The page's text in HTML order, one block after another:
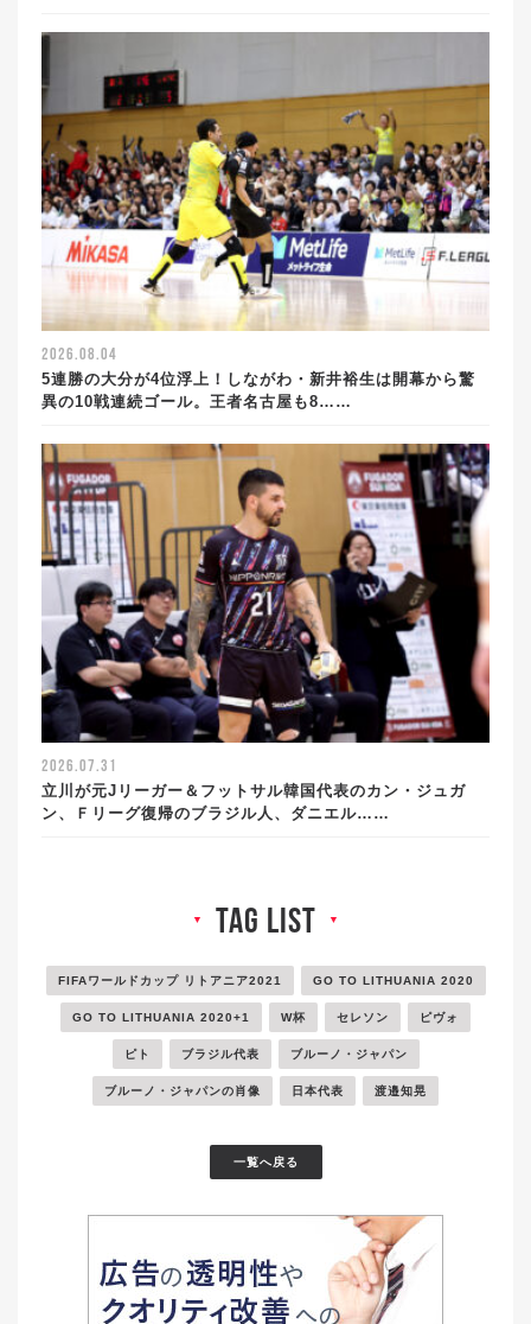
2026.08.04
5連勝の大分が4位浮上！しながわ・新井裕生は開幕から驚
異の10戦連続ゴール。王者名古屋も8……
2026.07.31
立川が元Jリーガー＆フットサル韓国代表のカン・ジュガ
ン、Ｆリーグ復帰のブラジル人、ダニエル……
▼ tag list ▼
FIFAワールドカップ リトアニア2021 GO TO LITHUANIA 2020
GO TO LITHUANIA 2020+1 W杯 セレソン ピヴォ
ピト ブラジル代表 ブルーノ・ジャパン
ブルーノ・ジャパンの肖像 日本代表 渡邉知晃
一覧へ戻る